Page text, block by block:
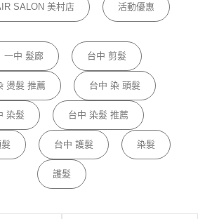
SALON 美村店 活動優惠
一中 髮廊 台中 剪髮
燙髮 推薦 台中 染 頭髮
染髮 台中 染髮 推薦
台中 護髮 染髮
護髮